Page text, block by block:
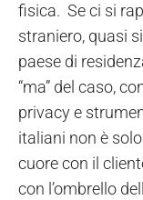
fisica. Se ci si
straniero, quasi
paese di
“ma” del caso,
privacy e
italiani non è
cuore con il
con l’ombrello